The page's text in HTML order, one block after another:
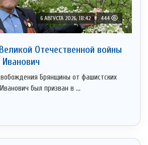
6 АВГУСТА 2026, 18:42 444
Отечественной войны
Брянщины от фашистских
был призван в ...